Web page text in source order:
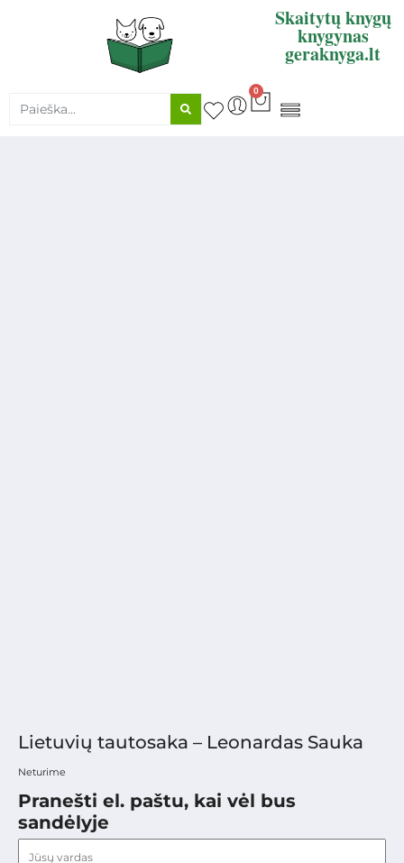
Skaitytų knygų
knygynas
geraknyga.lt
0
Lietuvių tautosaka – Leonardas Sauka
Neturime
Pranešti el. paštu, kai vėl bus
sandėlyje